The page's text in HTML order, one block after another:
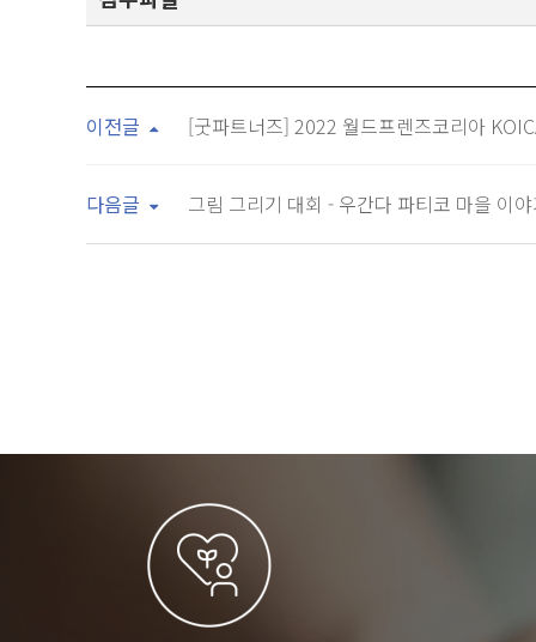
이전글 [굿파트너즈] 2022 월드프렌즈코리아
다음글 그림 그리기 대회 - 우간다 파티코 마을 이